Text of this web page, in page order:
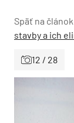
Späť na článok
stavby a ich
12 / 28